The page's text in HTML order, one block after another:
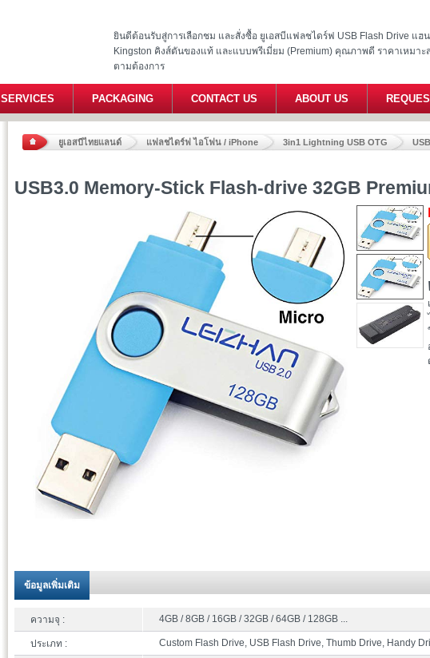
ยินดีต้อนรับสู่การเลือกชม และสั่งซื้อ ยูเอสบีแฟลชไดร์ฟ USB Flash Drive แฮ
Kingston คิงส์ตันของแท้ และแบบพรีเมี่ยม (Premium) คุณภาพดี ราคาเหมา
ตามต้องการ
SERVICES PACKAGING CONTACT US ABOUT US
ยูเอสบีไทยแลนด์ แฟลชไดร์ฟ ไอโฟน / iPhone 3in1 Lightning USB OTG
USB3.0 Memory-Stick Flash-drive 32GB
ข้อมูลเพิ่มเติม
ความจุ : 4GB / 8GB / 16GB / 32GB / 64GB / 128GB ...
ประเภท : Custom Flash Drive, USB Flash Drive, Thumb Drive, Handy